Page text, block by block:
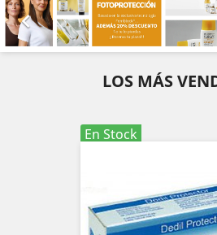

LOS MÁS
En Stock